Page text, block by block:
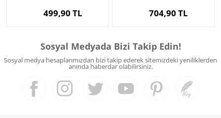
499,90 TL 704,90 TL
Sosyal Medyada Bizi Takip Edin!
Sosyal medya hesaplarımızdan bizi takip ederek sitemizdeki yeniliklerden
anında haberdar olabilirsiniz.